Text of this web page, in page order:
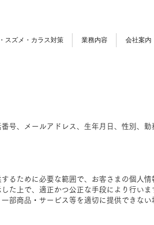
スズメ・カラス対策 業務内容 会社案内
号、メールアドレス、生年月日、性別、勤
るために必要な範囲で、お客さまの個人情
た上で、適正かつ公正な手段により行いま
部商品・サービス等を適切に提供できな